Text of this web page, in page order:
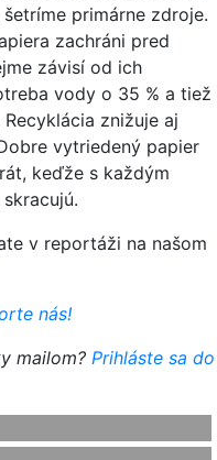
primárne zdroje.
zachráni pred
závisí od ich
vody o 35 % a tiež
znižuje aj
vytriedený papier
keďže s každým
v reportáži na našom
nás!
mailom? Prihláste sa do